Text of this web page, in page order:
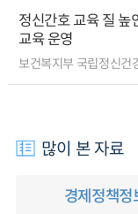
정신간호 교육 질 높
교육 운영
보건복지부 국립정신건
많이 본 자료
경제정책정